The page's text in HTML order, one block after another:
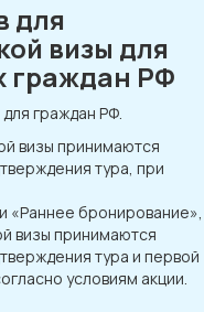
для
визы для
граждан РФ
граждан РФ.
визы принимаются
тура, при
«Раннее бронирование»,
визы принимаются
тура и первой
условиям акции.